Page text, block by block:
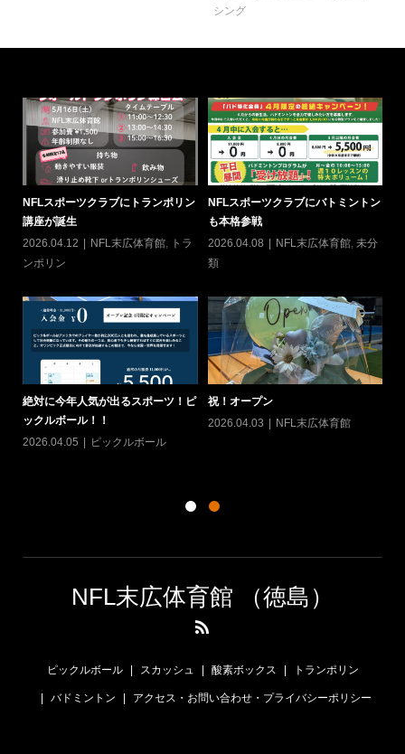
シング
NFLスポーツクラブにトランポリン
講座が誕生
2026.04.12
NFL末広体育館, トラ
ンポリン
NFLスポーツクラブにバトミントン
も本格参戦
2026.04.08
NFL末広体育館, 未分
類
絶対に今年人気が出るスポーツ！ピ
ックルボール！！
2026.04.05
ピックルボール
祝！オープン
2026.04.03
NFL末広体育館
NFL末広体育館 （徳島）
ピックルボール スカッシュ 酸素ボックス トランポリン
バドミントン アクセス・お問い合わせ・プライバシーポリシー